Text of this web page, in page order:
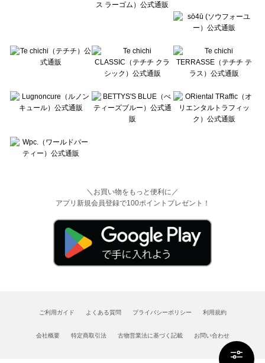
＼お買い物をもっと便利に／
アプリ新規会員登録で100ポイントプレゼント！
ご利用ガイド よくある質問 プライバシーポリシー 利用規約
会社概要 特定商取引法 古物営業法に基づく記載 お問い合わせ